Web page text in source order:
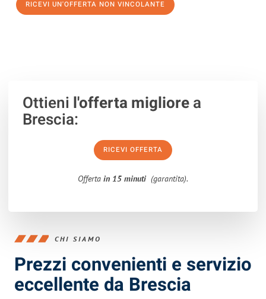
RICEVI UN'OFFERTA NON VINCOLANTE
Ottieni l'offerta migliorea
Brescia:
RICEVI OFFERTA
Offerta in 15 minuti (garantita).
CHI SIAMO
Prezzi convenienti e servizio
eccellente da Brescia